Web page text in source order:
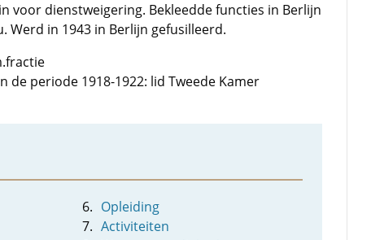
voor dienstweigering. Bekleedde functies in Berlijn
Werd in 1943 in Berlijn gefusilleerd.
de periode 1918-1922: lid Tweede Kamer
Opleiding
Activiteiten